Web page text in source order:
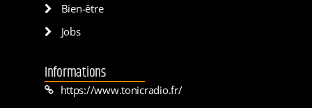
Bien-être
Jobs
Informations
https://www.tonicradio.fr/